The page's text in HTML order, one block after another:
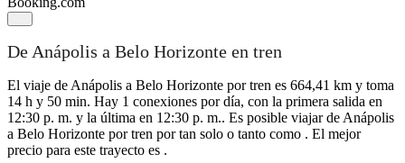
De Anápolis a Belo Horizonte en tren
El viaje de Anápolis a Belo Horizonte por tren es 664,41 km y toma
14 h y 50 min. Hay 1 conexiones por día, con la primera salida en
12:30 p. m. y la última en 12:30 p. m.. Es posible viajar de Anápolis
a Belo Horizonte por tren por tan solo o tanto como . El mejor
precio para este trayecto es .